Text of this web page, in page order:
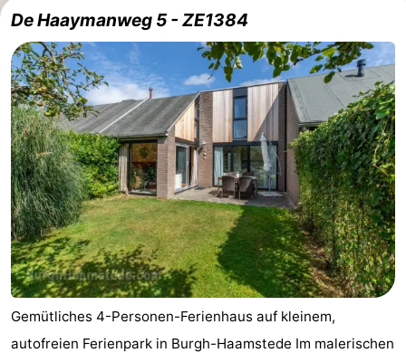
De Haaymanweg 5 - ZE1384
Gemütliches 4-Personen-Ferienhaus auf kleinem,
autofreien Ferienpark in Burgh-Haamstede Im malerischen